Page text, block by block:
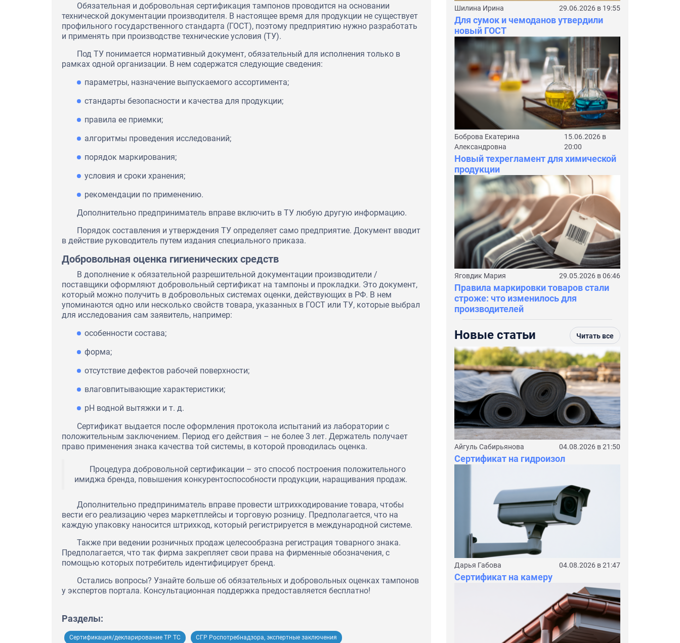
Обязательная и добровольная сертификация тампонов проводится на основании
технической документации производителя. В настоящее время для продукции не существует
профильного государственного стандарта (ГОСТ), поэтому предприятию нужно разработать
и применять при производстве технические условия (ТУ).
Под ТУ понимается нормативный документ, обязательный для исполнения только в
рамках одной организации. В нем содержатся следующие сведения:
параметры, назначение выпускаемого ассортимента;
стандарты безопасности и качества для продукции;
правила ее приемки;
алгоритмы проведения исследований;
порядок маркирования;
условия и сроки хранения;
рекомендации по применению.
Дополнительно предприниматель вправе включить в ТУ любую другую информацию.
Порядок составления и утверждения ТУ определяет само предприятие. Документ вводит
в действие руководитель путем издания специального приказа.
Добровольная оценка гигиенических средств
В дополнение к обязательной разрешительной документации производители /
поставщики оформляют добровольный сертификат на тампоны и прокладки. Это документ,
который можно получить в добровольных системах оценки, действующих в РФ. В нем
упоминаются одно или несколько свойств товара, указанных в ГОСТ или ТУ, которые выбрал
для исследования сам заявитель, например:
особенности состава;
форма;
отсутствие дефектов рабочей поверхности;
влаговпитывающие характеристики;
pH водной вытяжки и т. д.
Сертификат выдается после оформления протокола испытаний из лаборатории с
положительным заключением. Период его действия – не более 3 лет. Держатель получает
право применения знака качества той системы, в которой проводилась оценка.
Процедура добровольной сертификации – это способ построения положительного
имиджа бренда, повышения конкурентоспособности продукции, наращивания продаж.
Дополнительно предприниматель вправе провести штрихкодирование товара, чтобы
вести его реализацию через маркетплейсы и торговую розницу. Предполагается, что на
каждую упаковку наносится штрихкод, который регистрируется в международной системе.
Также при ведении розничных продаж целесообразна регистрация товарного знака.
Предполагается, что так фирма закрепляет свои права на фирменные обозначения, с
помощью которых потребитель идентифицирует бренд.
Остались вопросы? Узнайте больше об обязательных и добровольных оценках тампонов
у экспертов портала. Консультационная поддержка предоставляется бесплатно!
Разделы:
Сертификация/декларирование ТР ТС СГР Роспотребнадзора, экспертные заключения
Шилина Ирина 29.06.2026 в 19:55
Для сумок и чемоданов утвердили
новый ГОСТ
Боброва Екатерина
Александровна
15.06.2026 в
20:00
Новый техрегламент для химической
продукции
Яговдик Мария 29.05.2026 в 06:46
Правила маркировки товаров стали
строже: что изменилось для
производителей
Новые статьи Читать все
Айгуль Сабирьянова 04.08.2026 в 21:50
Сертификат на гидроизол
Дарья Габова 04.08.2026 в 21:47
Сертификат на камеру